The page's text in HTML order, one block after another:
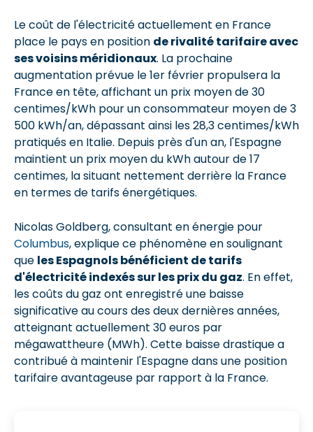
Le coût de l'électricité actuellement en France
place le pays en position de rivalité tarifaire avec
ses voisins méridionaux. La prochaine
augmentation prévue le 1er février propulsera la
France en tête, affichant un prix moyen de 30
centimes/kWh pour un consommateur moyen de 3
500 kWh/an, dépassant ainsi les 28,3 centimes/kWh
pratiqués en Italie. Depuis près d'un an, l'Espagne
maintient un prix moyen du kWh autour de 17
centimes, la situant nettement derrière la France
en termes de tarifs énergétiques.
Nicolas Goldberg, consultant en énergie pour
Columbus, explique ce phénomène en soulignant
que les Espagnols bénéficient de tarifs
d'électricité indexés sur les prix du gaz. En effet,
les coûts du gaz ont enregistré une baisse
significative au cours des deux dernières années,
atteignant actuellement 30 euros par
mégawattheure (MWh). Cette baisse drastique a
contribué à maintenir l'Espagne dans une position
tarifaire avantageuse par rapport à la France.